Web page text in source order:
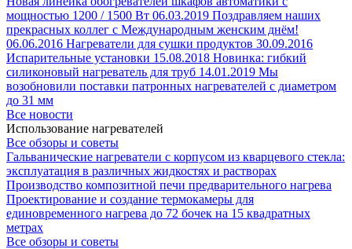
мощностью 1200 / 1500 Вт 06.03.2019 Поздравляем наших
прекрасных коллег с Международным женским днём!
06.06.2016 Нагреватели для сушки продуктов 30.09.2016
Испарительные установки 15.08.2018 Новинка: гибкий
силиконовый нагреватель для труб 14.01.2019 Мы
возобновили поставки патронных нагревателей с диаметром
до 31 мм
Все новости
Использование нагревателей
Все обзоры и советы
Гальванические нагреватели с корпусом из кварцевого стекла:
эксплуатация в различных жидкостях и растворах
Производство композитной печи предварительного нагрева
Проектирование и создание термокамеры для
единовременного нагрева до 72 бочек на 15 квадратных
метрах
Все обзоры и советы